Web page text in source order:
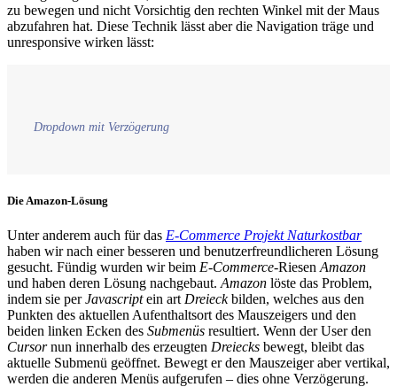
zu bewegen und nicht Vorsichtig den rechten Winkel mit der Maus
abzufahren hat. Diese Technik lässt aber die Navigation träge und
unresponsive wirken lässt:
Dropdown mit Verzögerung
Die Amazon-Lösung
Unter anderem auch für das E-Commerce Projekt Naturkostbar
haben wir nach einer besseren und benutzerfreundlicheren Lösung
gesucht. Fündig wurden wir beim E-Commerce-Riesen Amazon
und haben deren Lösung nachgebaut. Amazon löste das Problem,
indem sie perJavascriptein art Dreieckbilden, welches aus den
Punkten des aktuellen Aufenthaltsort des Mauszeigers und den
beiden linken Ecken des Submenüs resultiert. Wenn der User den
Cursornun innerhalb des erzeugten Dreiecks bewegt, bleibt das
aktuelle Submenü geöffnet. Bewegt er den Mauszeiger aber vertikal,
werden die anderen Menüs aufgerufen – dies ohne Verzögerung.